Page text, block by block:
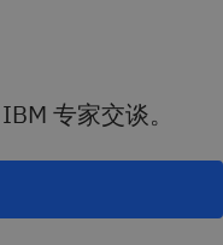
专家交谈。